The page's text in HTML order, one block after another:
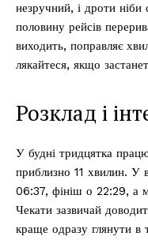
незручний, і дроти ніби
половину рейсів
виходить, поправляє
лякайтеся, якщо
Розклад і
У будні тридцятка
приблизно 11 хвилин. У
06:37, фініш о 22:29, а
Чекати зазвичай
краще одразу глянути в